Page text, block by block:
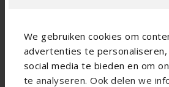
We gebruiken cookies om
advertenties te
social media te bieden en om
te analyseren. Ook delen we